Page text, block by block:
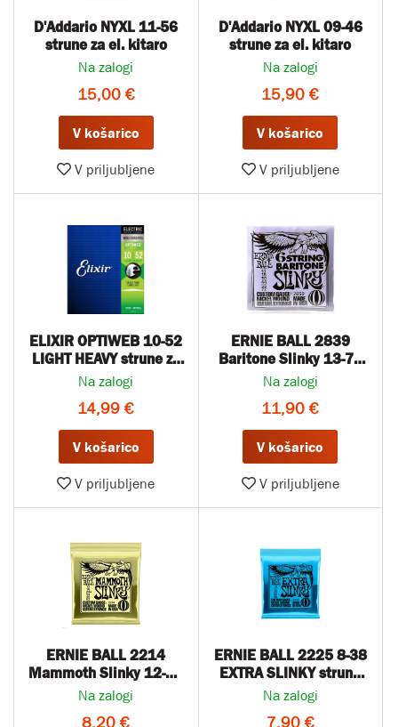
D'Addario NYXL 11-56
strune za el. kitaro
Na zalogi
15,00 €
V košarico
V priljubljene
D'Addario NYXL 09-46
strune za el. kitaro
Na zalogi
15,90 €
V košarico
V priljubljene
ELIXIR OPTIWEB 10-52
LIGHT HEAVY strune za
električno kitaro
Na zalogi
14,99 €
V košarico
V priljubljene
ERNIE BALL 2839
Baritone Slinky 13-72
strune za el. kitaro
Na zalogi
11,90 €
V košarico
V priljubljene
ERNIE BALL 2214
Mammoth Slinky 12-62
strune za el. kitaro
Na zalogi
8,20 €
ERNIE BALL 2225 8-38
EXTRA SLINKY strune
za električno kitaro
Na zalogi
7,90 €